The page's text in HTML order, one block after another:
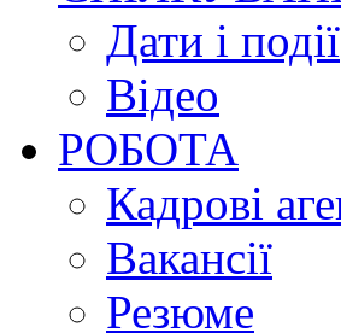
Дати і події
Відео
РОБОТА
Кадрові
Вакансії
Резюме